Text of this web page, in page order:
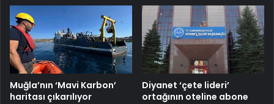
Muğla’nın ‘Mavi Karbon’
haritası çıkarılıyor
Diyanet ‘çete lideri’
ortağının oteline abone